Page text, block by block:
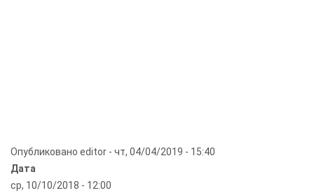
Опубликовано editor - чт, 04/04/2019 - 15:40
Дата
ср, 10/10/2018 - 12:00